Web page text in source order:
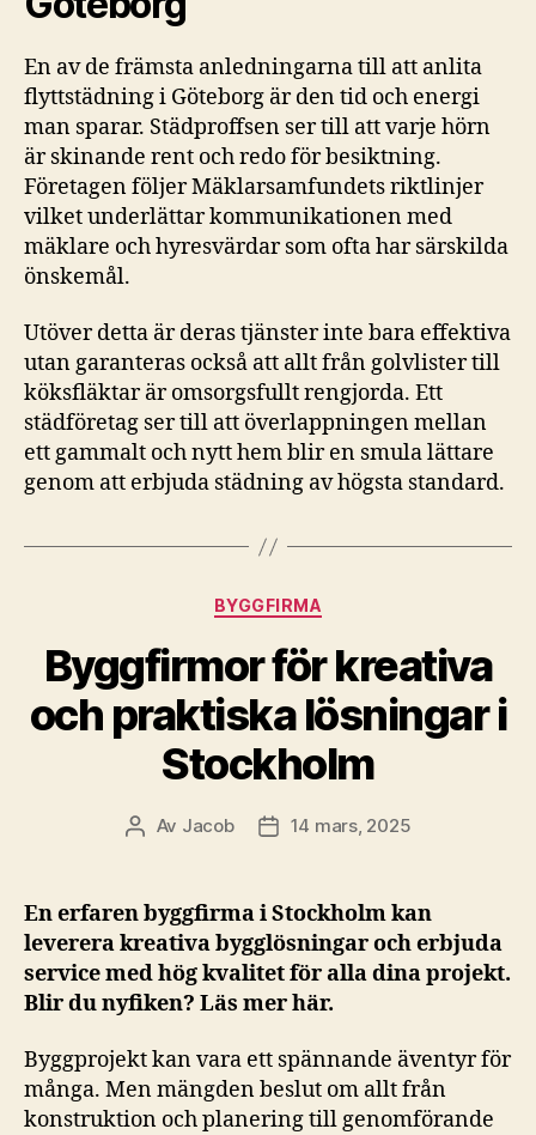
En av de främsta anledningarna till att anlita
flyttstädning i Göteborg är den tid och energi
man sparar. Städproffsen ser till att varje hörn
är skinande rent och redo för besiktning.
Företagen följer Mäklarsamfundets riktlinjer
vilket underlättar kommunikationen med
mäklare och hyresvärdar som ofta har särskilda
önskemål.
Utöver detta är deras tjänster inte bara effektiva
utan garanteras också att allt från golvlister till
köksfläktar är omsorgsfullt rengjorda. Ett
städföretag ser till att överlappningen mellan
ett gammalt och nytt hem blir en smula lättare
genom att erbjuda städning av högsta standard.
Kategorier
BYGGFIRMA
Byggfirmor för kreativa
och praktiska lösningar i
Stockholm
Inläggsförfattare
Av Jacob Inläggsdatum
14 mars, 2025
En erfaren byggfirma i Stockholm kan
leverera kreativa bygglösningar och erbjuda
service med hög kvalitet för alla dina projekt.
Blir du nyfiken? Läs mer här.
Byggprojekt kan vara ett spännande äventyr för
många. Men mängden beslut om allt från
konstruktion och planering till genomförande